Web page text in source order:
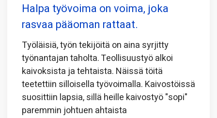
Halpa työvoima on voima, joka
rasvaa pääoman rattaat.
Työläisiä, työn tekijöitä on aina syrjitty
työnantajan taholta. Teollisuustyö alkoi
kaivoksista ja tehtaista. Näissä töitä
teetettiin silloisella työvoimalla. Kaivostöissä
suosittiin lapsia, sillä heille kaivostyö "sopi"
paremmin johtuen ahtaista